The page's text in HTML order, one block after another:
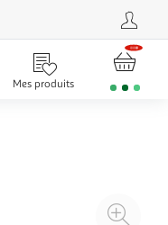
Mes produits